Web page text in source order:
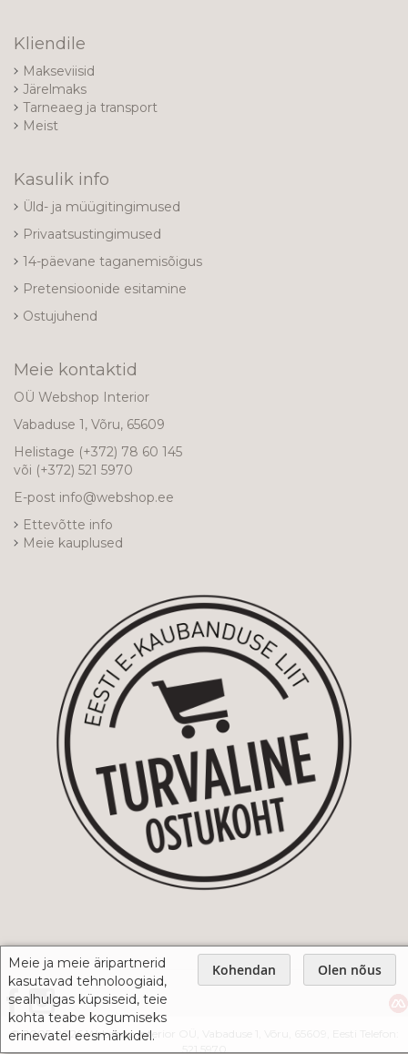
Meie ja meie äripartnerid
kasutavad tehnoloogiaid,
sealhulgas küpsiseid, teie
kohta teabe kogumiseks
erinevatel eesmärkidel.
Kohendan Olen nõus
Kliendile
Makseviisid
Järelmaks
Tarneaeg ja transport
Meist
Kasulik info
Üld- ja müügitingimused
Privaatsustingimused
14-päevane taganemisõigus
Pretensioonide esitamine
Ostujuhend
Meie kontaktid
OÜ Webshop Interior
Vabaduse 1, Võru, 65609
Helistage (+372) 78 60 145
või (+372) 521 5970
E-post info@webshop.ee
Ettevõtte info
Meie kauplused
© 2005-2026 Webshop Interior OÜ, Vabaduse 1, Võru, 65609, Eesti Telefon:
521 5970